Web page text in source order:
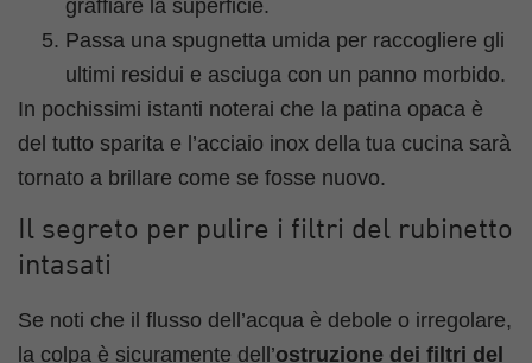
graffiare la superficie.
Passa una spugnetta umida per raccogliere gli
ultimi residui e asciuga con un panno morbido.
In pochissimi istanti noterai che la patina opaca è
del tutto sparita e l’acciaio inox della tua cucina sarà
tornato a brillare come se fosse nuovo.
Il segreto per pulire i filtri del rubinetto
intasati
Se noti che il flusso dell’acqua è debole o irregolare,
la colpa è sicuramente dell’ostruzione dei filtri del